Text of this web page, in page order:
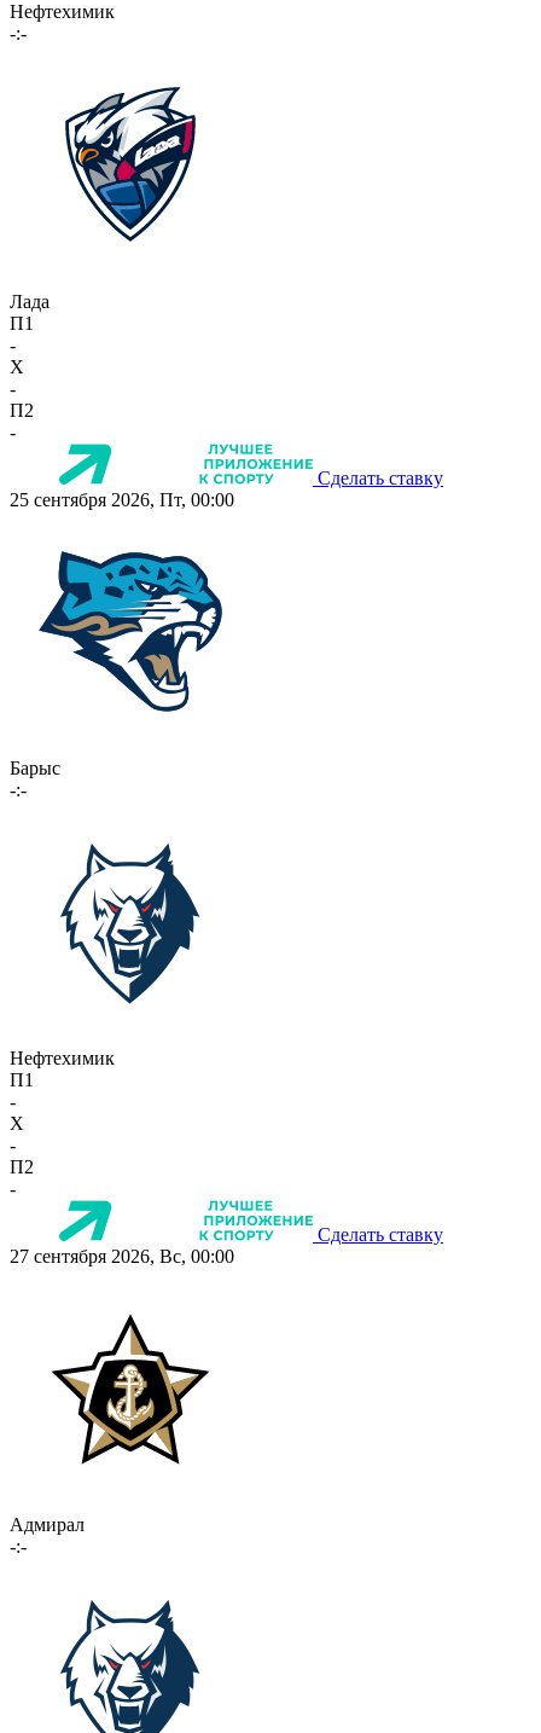
Нефтехимик
-:-
Лада
П1
-
X
-
П2
-
Сделать ставку
25 сентября 2026, Пт, 00:00
Барыс
-:-
Нефтехимик
П1
-
X
-
П2
-
Сделать ставку
27 сентября 2026, Вс, 00:00
Адмирал
-:-